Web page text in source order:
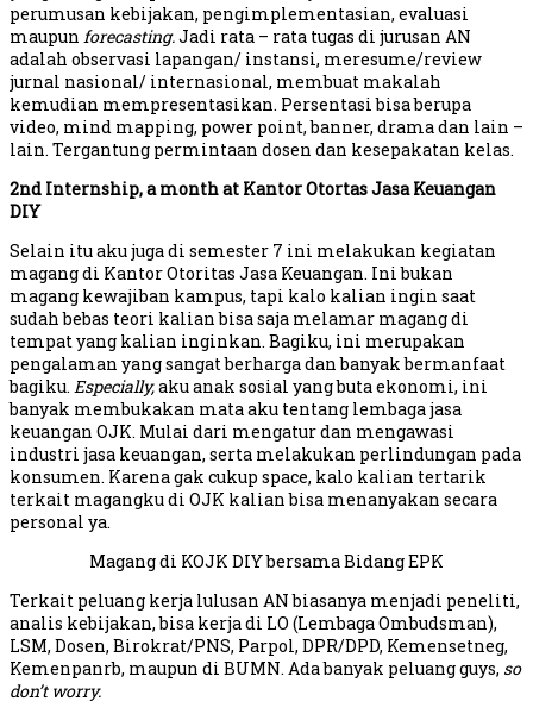
perumusan kebijakan, pengimplementasian, evaluasi
maupun forecasting.Jadi rata – rata tugas di jurusan AN
adalah observasi lapangan/ instansi, meresume/review
jurnal nasional/ internasional, membuat makalah
kemudian mempresentasikan. Persentasi bisa berupa
video, mind mapping, power point, banner, drama dan lain –
lain. Tergantung permintaan dosen dan kesepakatan kelas.
2nd Internship, a month at Kantor Otortas Jasa Keuangan
DIY
Selain itu aku juga di semester 7 ini melakukan kegiatan
magang di Kantor Otoritas Jasa Keuangan. Ini bukan
magang kewajiban kampus, tapi kalo kalian ingin saat
sudah bebas teori kalian bisa saja melamar magang di
tempat yang kalian inginkan. Bagiku, ini merupakan
pengalaman yang sangat berharga dan banyak bermanfaat
bagiku. Especially,aku anak sosial yang buta ekonomi, ini
banyak membukakan mata aku tentang lembaga jasa
keuangan OJK. Mulai dari mengatur dan mengawasi
industri jasa keuangan, serta melakukan perlindungan pada
konsumen. Karena gak cukup space, kalo kalian tertarik
terkait magangku di OJK kalian bisa menanyakan secara
personal ya.
Magang di KOJK DIY bersama Bidang EPK
Terkait peluang kerja lulusan AN biasanya menjadi peneliti,
analis kebijakan, bisa kerja di LO (Lembaga Ombudsman),
LSM, Dosen, Birokrat/PNS, Parpol, DPR/DPD, Kemensetneg,
Kemenpanrb, maupun di BUMN. Ada banyak peluang guys, so
don’t worry.